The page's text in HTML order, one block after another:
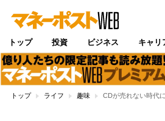
トップ 投資 ビジネス キャリ
トップ ライフ 趣味 CDが売れない時代